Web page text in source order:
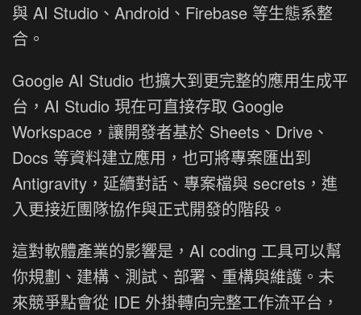
與 AI Studio、Android、Firebase 等生態系整
合。
Google AI Studio 也擴大到更完整的應用生成平
台，AI Studio 現在可直接存取 Google
Workspace，讓開發者基於 Sheets、Drive、
Docs 等資料建立應用，也可將專案匯出到
Antigravity，延續對話、專案檔與 secrets，進
入更接近團隊協作與正式開發的階段。
這對軟體產業的影響是，AI coding 工具可以幫
你規劃、建構、測試、部署、重構與維護。未
來競爭點會從 IDE 外掛轉向完整工作流平台，